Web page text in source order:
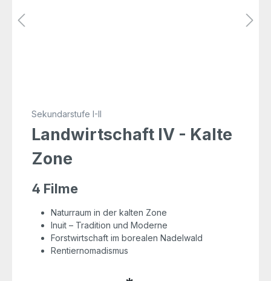
Sekundarstufe I-II
Landwirtschaft IV - Kalte
Zone
4 Filme
Naturraum in der kalten Zone
Inuit – Tradition und Moderne
Forstwirtschaft im borealen Nadelwald
Rentiernomadismus